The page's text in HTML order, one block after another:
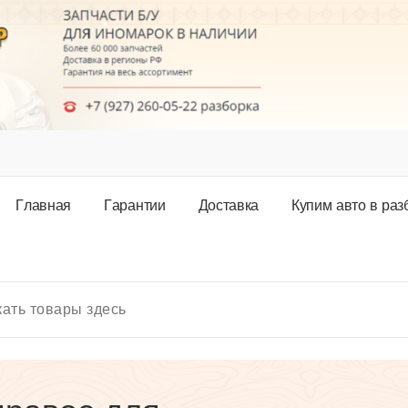
Главная Гарантии Доставка Купим авто в раз